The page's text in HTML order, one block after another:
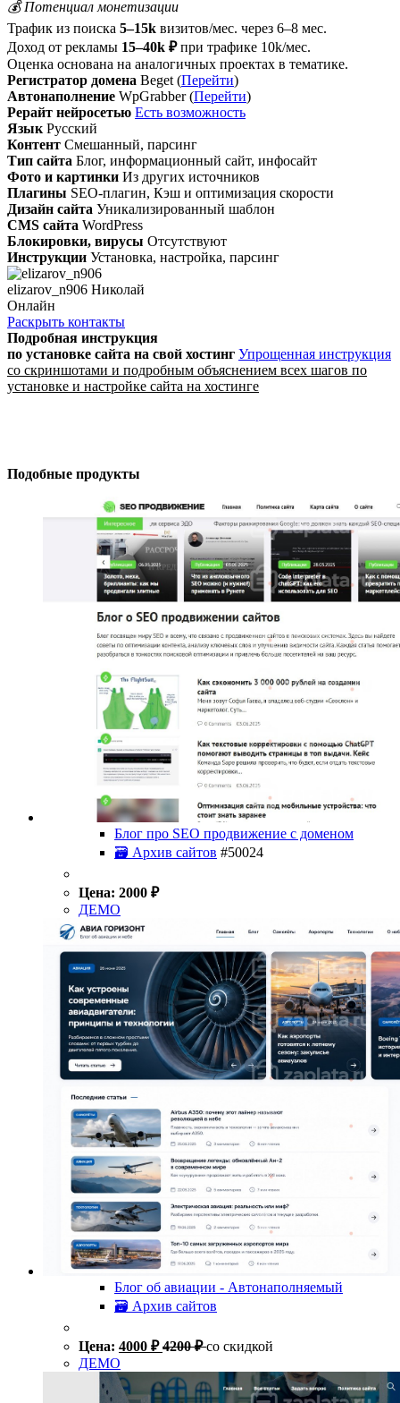
💰 Потенциал монетизации
Трафик из поиска 5–15k визитов/мес. через 6–8 мес.
Доход от рекламы 15–40k ₽ при трафике 10k/мес.
Оценка основана на аналогичных проектах в тематике.
Регистратор домена Beget (Перейти)
Автонаполнение WpGrabber (Перейти)
Рерайт нейросетью Есть возможность
Язык Русский
Контент Смешанный, парсинг
Тип сайта Блог, информационный сайт, инфосайт
Фото и картинки Из других источников
Плагины SEO-плагин, Кэш и оптимизация скорости
Дизайн сайта Уникализированный шаблон
CMS сайта WordPress
Блокировки, вирусы Отсутствуют
Инструкции Установка, настройка, парсинг
elizarov_n906 Николай
Онлайн
Раскрыть контакты
Подробная инструкция
по установке сайта на свой хостинг Упрощенная инструкция
со скриншотами и подробным объяснением всех шагов по
установке и настройке сайта на хостинге
Подобные продукты
Блог про SEO продвижение с доменом
🗃 Архив сайтов #50024
Цена: 2000 ₽
ДЕМО
Блог об авиации - Автонаполняемый
🗃 Архив сайтов
Цена: 4000 ₽ 4200₽ со скидкой
ДЕМО